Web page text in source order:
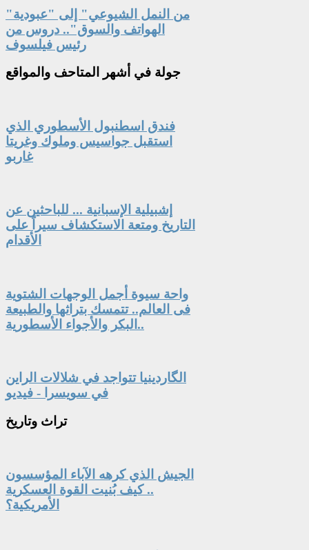
"من النمل الشيوعي" إلى "عبودية
الهواتف والسوق".. دروس من
رئيس فيلسوف
جولة في أشهر المتاحف والمواقع
فندق اسطنبول الأسطوري الذي
استقبل جواسيس وملوك وغريتا
غاربو
إشبيلية الإسبانية ... للباحثين عن
التاريخ ومتعة الاستكشاف سيراً على
الأقدام
واحة سيوة أجمل الوجهات الشتوية
فى العالم.. تتمسك بتراثها والطبيعة
البكر والأجواء الأسطورية..
الگاردينيا تتواجد في شلالات الراين
في سويسرا - فيديو
تراث وتاريخ
الجيش الذي كرهه الآباء المؤسسون
.. كيف بُنيت القوة العسكرية
الأمريكية؟